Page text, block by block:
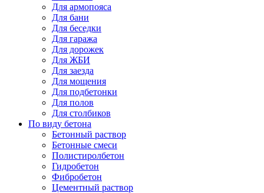
Для армопояса
Для бани
Для беседки
Для гаража
Для дорожек
Для ЖБИ
Для заезда
Для мощения
Для подбетонки
Для полов
Для столбиков
По виду бетона
Бетонный раствор
Бетонные смеси
Полистиролбетон
Гидробетон
Фибробетон
Цементный раствор